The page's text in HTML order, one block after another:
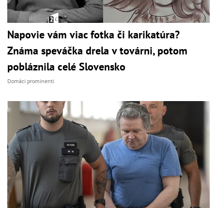
Napovie vám viac fotka či karikatúra?
Známa speváčka drela v továrni, potom
pobláznila celé Slovensko
Domáci prominenti